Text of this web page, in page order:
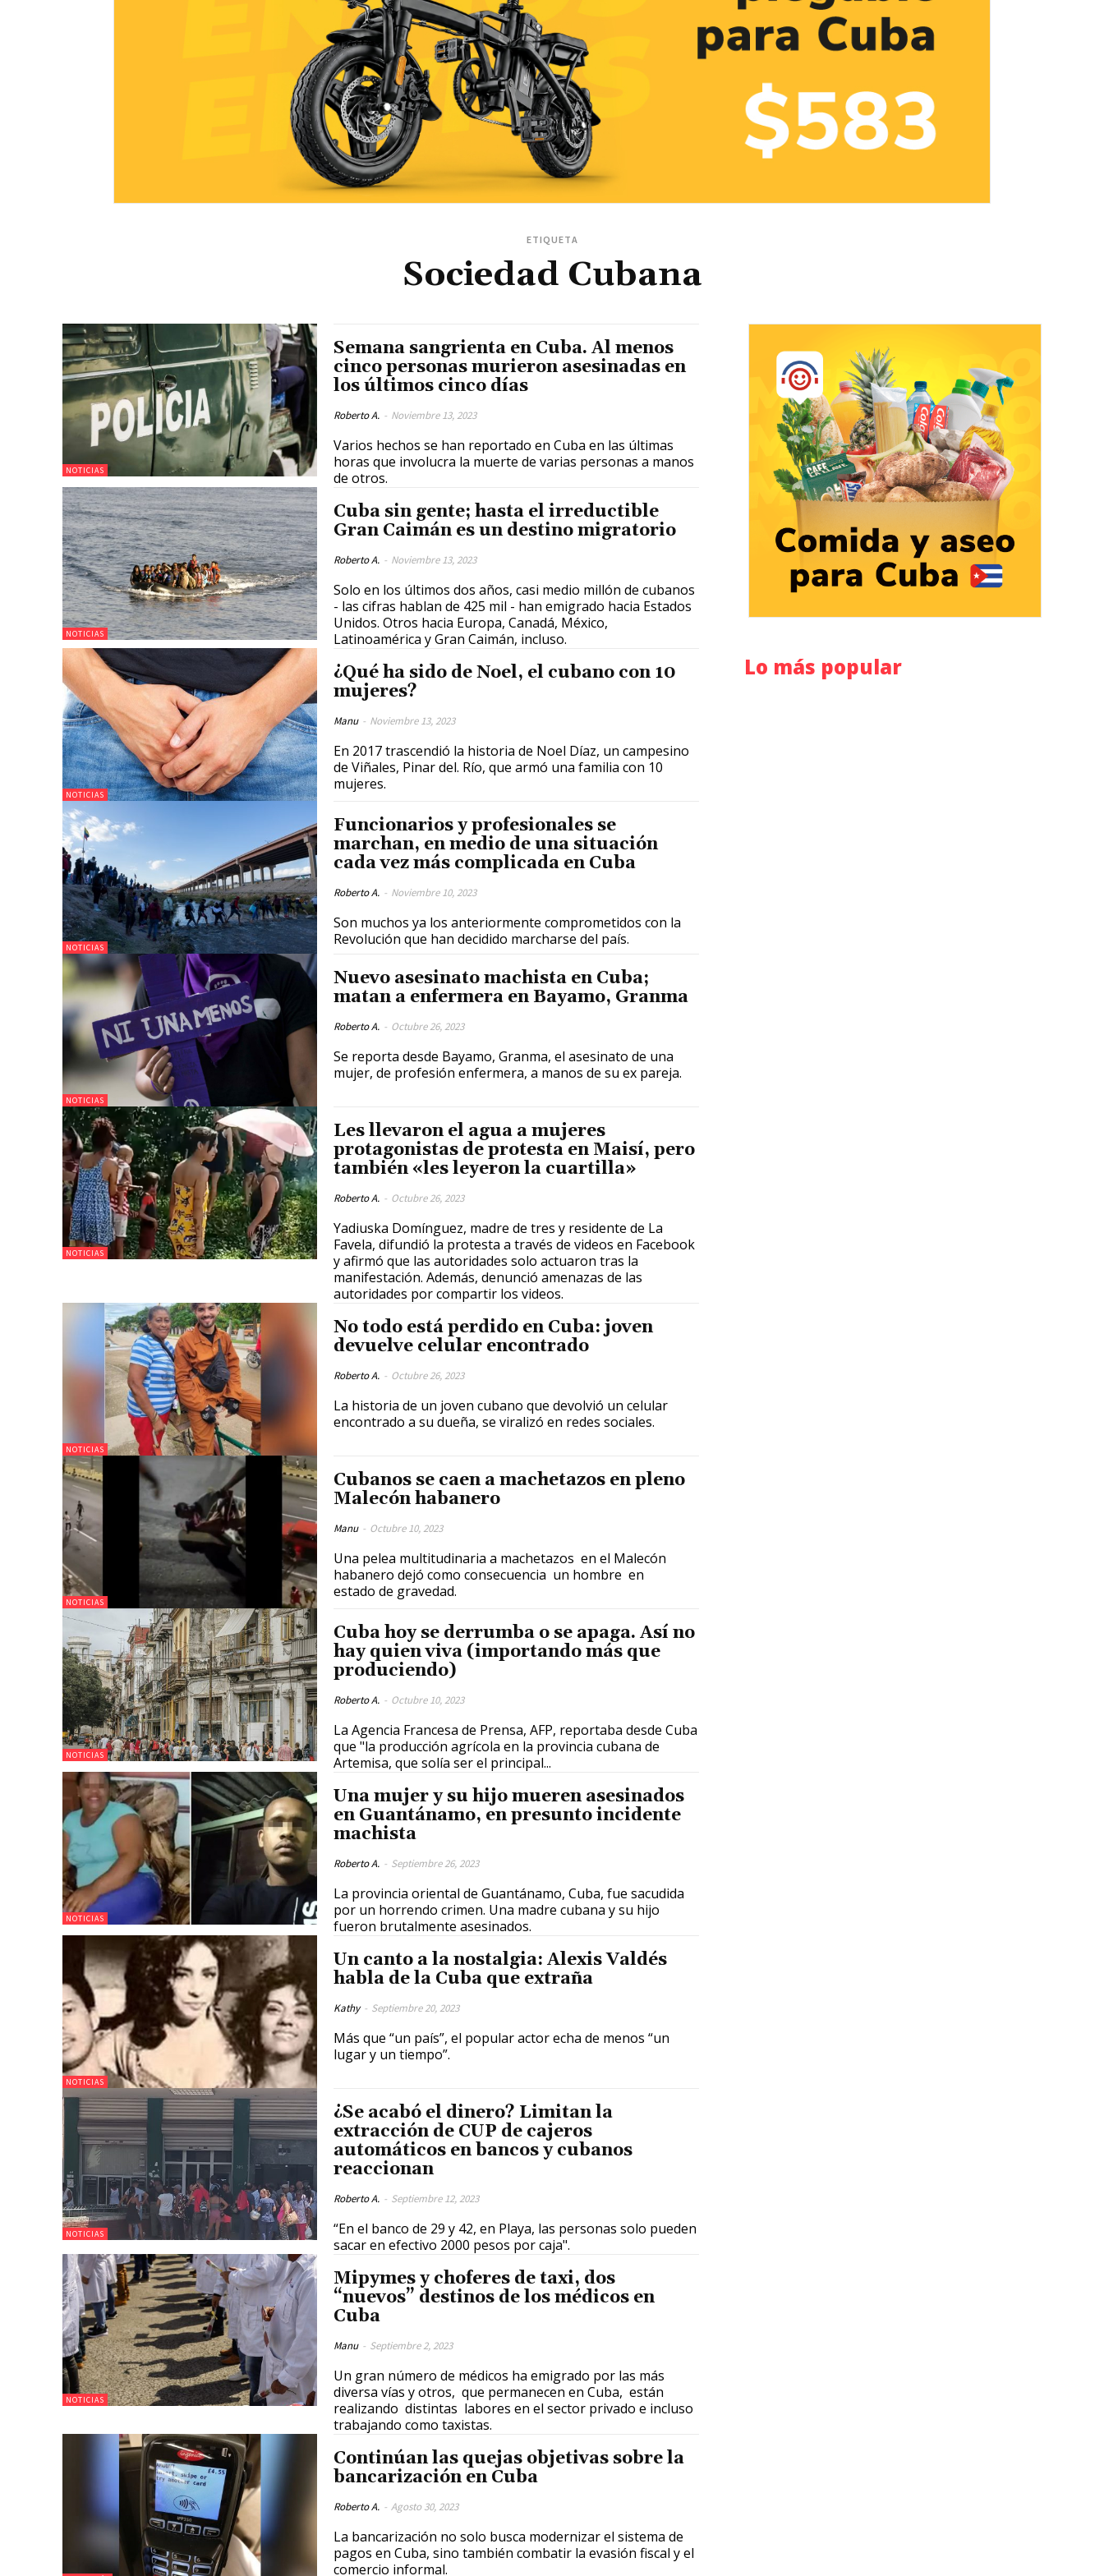
ETIQUETA
Sociedad Cubana
NOTICIAS
Semana sangrienta en Cuba. Al menos
cinco personas murieron asesinadas en
los últimos cinco días
Roberto A. - Noviembre 13, 2023
Varios hechos se han reportado en Cuba en las últimas
horas que involucra la muerte de varias personas a manos
de otros.
NOTICIAS
Cuba sin gente; hasta el irreductible
Gran Caimán es un destino migratorio
Roberto A. - Noviembre 13, 2023
Solo en los últimos dos años, casi medio millón de cubanos
- las cifras hablan de 425 mil - han emigrado hacia Estados
Unidos. Otros hacia Europa, Canadá, México,
Latinoamérica y Gran Caimán, incluso.
NOTICIAS
¿Qué ha sido de Noel, el cubano con 10
mujeres?
Manu - Noviembre 13, 2023
En 2017 trascendió la historia de Noel Díaz, un campesino
de Viñales, Pinar del. Río, que armó una familia con 10
mujeres.
NOTICIAS
Funcionarios y profesionales se
marchan, en medio de una situación
cada vez más complicada en Cuba
Roberto A. - Noviembre 10, 2023
Son muchos ya los anteriormente comprometidos con la
Revolución que han decidido marcharse del país.
NOTICIAS
Nuevo asesinato machista en Cuba;
matan a enfermera en Bayamo, Granma
Roberto A. - Octubre 26, 2023
Se reporta desde Bayamo, Granma, el asesinato de una
mujer, de profesión enfermera, a manos de su ex pareja.
NOTICIAS
Les llevaron el agua a mujeres
protagonistas de protesta en Maisí, pero
también «les leyeron la cuartilla»
Roberto A. - Octubre 26, 2023
Yadiuska Domínguez, madre de tres y residente de La
Favela, difundió la protesta a través de videos en Facebook
y afirmó que las autoridades solo actuaron tras la
manifestación. Además, denunció amenazas de las
autoridades por compartir los videos.
NOTICIAS
No todo está perdido en Cuba: joven
devuelve celular encontrado
Roberto A. - Octubre 26, 2023
La historia de un joven cubano que devolvió un celular
encontrado a su dueña, se viralizó en redes sociales.
NOTICIAS
Cubanos se caen a machetazos en pleno
Malecón habanero
Manu - Octubre 10, 2023
Una pelea multitudinaria a machetazos en el Malecón
habanero dejó como consecuencia un hombre en
estado de gravedad.
NOTICIAS
Cuba hoy se derrumba o se apaga. Así no
hay quien viva (importando más que
produciendo)
Roberto A. - Octubre 10, 2023
La Agencia Francesa de Prensa, AFP, reportaba desde Cuba
que "la producción agrícola en la provincia cubana de
Artemisa, que solía ser el principal...
NOTICIAS
Una mujer y su hijo mueren asesinados
en Guantánamo, en presunto incidente
machista
Roberto A. - Septiembre 26, 2023
La provincia oriental de Guantánamo, Cuba, fue sacudida
por un horrendo crimen. Una madre cubana y su hijo
fueron brutalmente asesinados.
NOTICIAS
Un canto a la nostalgia: Alexis Valdés
habla de la Cuba que extraña
Kathy - Septiembre 20, 2023
Más que “un país”, el popular actor echa de menos “un
lugar y un tiempo”.
NOTICIAS
¿Se acabó el dinero? Limitan la
extracción de CUP de cajeros
automáticos en bancos y cubanos
reaccionan
Roberto A. - Septiembre 12, 2023
“En el banco de 29 y 42, en Playa, las personas solo pueden
sacar en efectivo 2000 pesos por caja".
NOTICIAS
Mipymes y choferes de taxi, dos
“nuevos” destinos de los médicos en
Cuba
Manu - Septiembre 2, 2023
Un gran número de médicos ha emigrado por las más
diversa vías y otros, que permanecen en Cuba, están
realizando distintas labores en el sector privado e incluso
trabajando como taxistas.
Continúan las quejas objetivas sobre la
bancarización en Cuba
Roberto A. - Agosto 30, 2023
La bancarización no solo busca modernizar el sistema de
pagos en Cuba, sino también combatir la evasión fiscal y el
comercio informal.
Lo más popular